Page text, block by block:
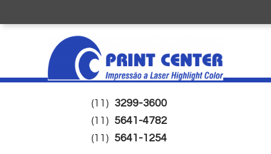
(11) 3299-3600
(11) 5641-4782
(11) 5641-1254